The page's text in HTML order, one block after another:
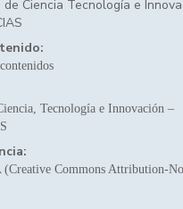
de Ciencia Tecnología e
Tecnología e Innovación –
(Creative Commons Attribution-